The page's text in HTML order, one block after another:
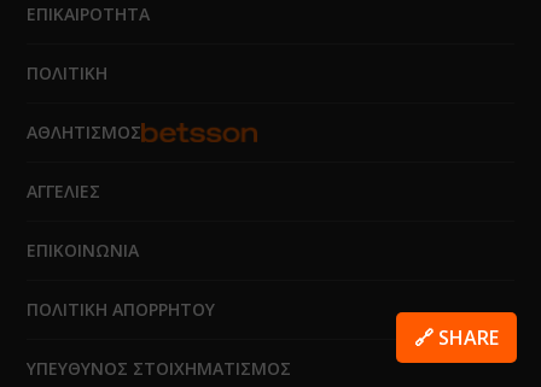
ΕΠΙΚΑΙΡΟΤΗΤΑ
ΠΟΛΙΤΙΚΗ
ΑΘΛΗΤΙΣΜΟΣ
ΑΓΓΕΛΙΕΣ
ΕΠΙΚΟΙΝΩΝΙΑ
ΠΟΛΙΤΙΚΗ ΑΠΟΡΡΗΤΟΥ
ΥΠΕΥΘΥΝΟΣ ΣΤΟΙΧΗΜΑΤΙΣΜΟΣ
🔗 SHARE